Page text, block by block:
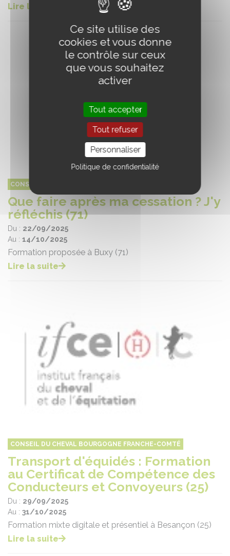
Lire la suite
CONSEIL DU CHEVAL BOURGOGNE FRANCHE-COMTÉ
Que faire après ma cessation ? J'y
réfléchis (71)
Du : 22/09/2025
Au : 14/10/2025
Formation proposée à Buxy (71)
Lire la suite
CONSEIL DU CHEVAL BOURGOGNE FRANCHE-COMTÉ
Transport d'équidés : Formation
au Certificat de Compétence des
Conducteurs et Convoyeurs (25)
Du : 29/09/2025
Au : 31/10/2025
Formation mixte digitale et présentiel à Besançon (25)
Lire la suite
Ce site utilise des
cookies et vous donne
le contrôle sur ceux
que vous souhaitez
activer
Tout accepter
Tout refuser
Personnaliser
Politique de confidentialité